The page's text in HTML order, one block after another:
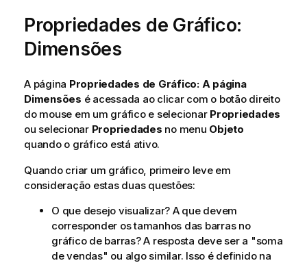
Propriedades de Gráfico:
Dimensões
A página Propriedades de Gráfico: A página
Dimensões é acessada ao clicar com o botão direito
do mouse em um gráfico e selecionar Propriedades
ou selecionar Propriedades no menu Objeto
quando o gráfico está ativo.
Quando criar um gráfico, primeiro leve em
consideração estas duas questões:
O que desejo visualizar? A que devem
corresponder os tamanhos das barras no
gráfico de barras? A resposta deve ser a "soma
de vendas" ou algo similar. Isso é definido na